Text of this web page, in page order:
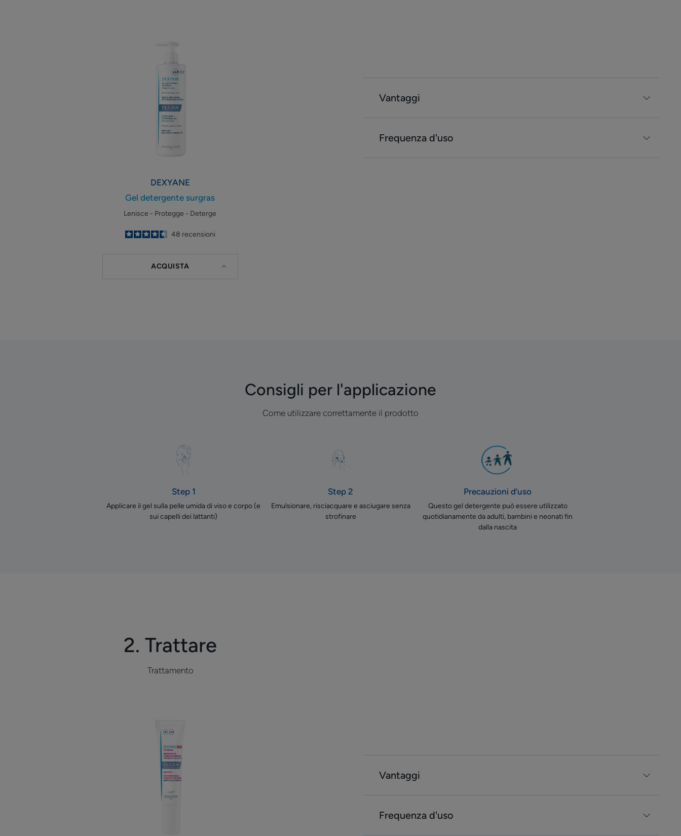
surgras
DEXYANE
Gel detergente surgras
Lenisce - Protegge - Deterge
4.5
/5
48 recensioni
ACQUISTA
Vantaggi
Frequenza d'uso
Consigli per l'applicazione
Come utilizzare correttamente il prodotto
Step 1
Applicare il gel sulla pelle umida di viso e corpo (e
sui capelli dei lattanti)
Step 2
Emulsionare, risciacquare e asciugare senza
strofinare
Precauzioni d’uso
Questo gel detergente può essere utilizzato
quotidianamente da adulti, bambini e neonati fin
dalla nascita
2. Trattare
Trattamento
Vantaggi
Frequenza d'uso